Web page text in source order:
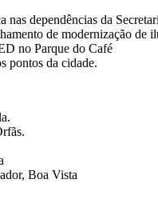
dependências da
de modernização de
no Parque do Café
pontos da cidade.
Boa Vista